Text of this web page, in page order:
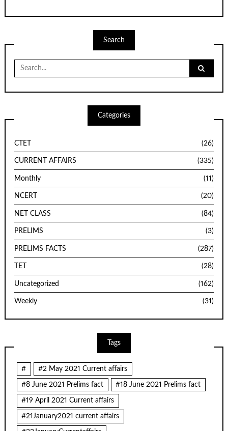
Search
for:
Categories
CTET (26)
CURRENT AFFAIRS (335)
Monthly (11)
NCERT (20)
NET CLASS (84)
PRELIMS (3)
PRELIMS FACTS (287)
TET (28)
Uncategorized (162)
Weekly (31)
Tags
# #2 May 2021 Current affairs
#8 June 2021 Prelims fact #18 June 2021 Prelims fact
#19 April 2021 Current affairs
#21January2021 current affairs